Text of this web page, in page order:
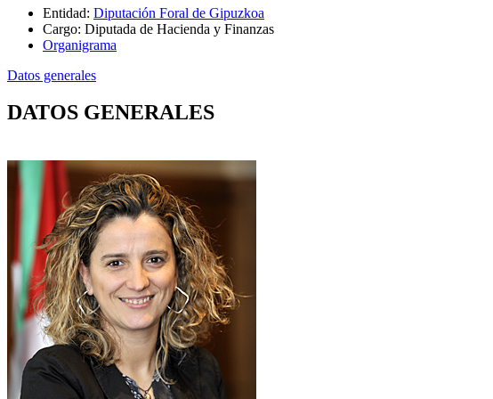
Entidad: Diputación Foral de Gipuzkoa
Cargo: Diputada de Hacienda y Finanzas
Organigrama
Datos generales
DATOS GENERALES